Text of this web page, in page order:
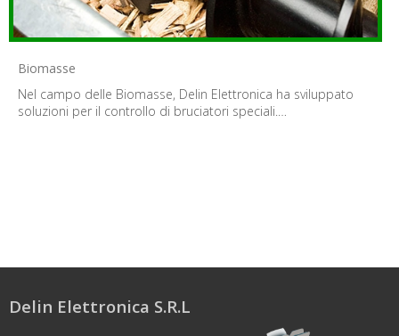
Biomasse
Nel campo delle Biomasse, Delin Elettronica ha sviluppato
soluzioni per il controllo di bruciatori speciali.…
Delin Elettronica S.R.L